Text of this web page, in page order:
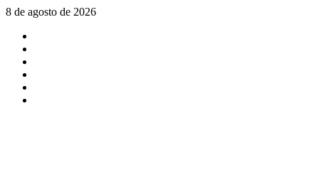
Saltar
contenido
8 de agosto de 2026